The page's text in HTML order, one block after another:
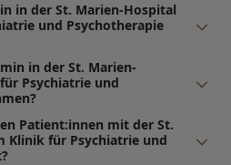
in der St. Marien-Hospital
und Psychotherapie
in der St. Marien-
Psychiatrie und
Patient:innen mit der St.
Klinik für Psychiatrie und